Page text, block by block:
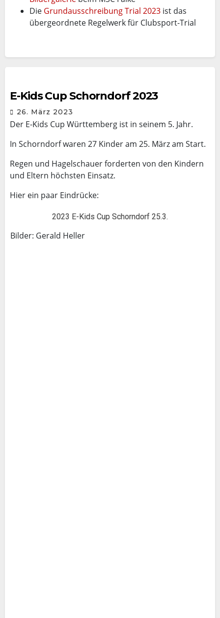
Die Grundausschreibung Trial 2023 ist das
übergeordnete Regelwerk für Clubsport-Trial
E-Kids Cup Schorndorf 2023
26. März 2023
Der E-Kids Cup Württemberg ist in seinem 5. Jahr.
In Schorndorf waren 27 Kinder am 25. März am Start.
Regen und Hagelschauer forderten von den Kindern
und Eltern höchsten Einsatz.
Hier ein paar Eindrücke:
2023 E-Kids Cup Schorndorf 25.3.
Bilder: Gerald Heller